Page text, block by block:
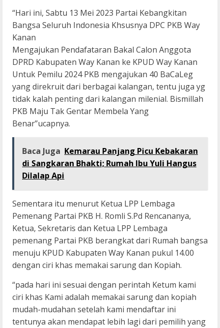
“Hari ini, Sabtu 13 Mei 2023 Partai Kebangkitan
Bangsa Seluruh Indonesia Khsusnya DPC PKB Way
Kanan
Mengajukan Pendafataran Bakal Calon Anggota
DPRD Kabupaten Way Kanan ke KPUD Way Kanan
Untuk Pemilu 2024 PKB mengajukan 40 BaCaLeg
yang direkruit dari berbagai kalangan, tentu juga yg
tidak kalah penting dari kalangan milenial. Bismillah
PKB Maju Tak Gentar Membela Yang
Benar”ucapnya.
Baca Juga Kemarau Panjang Picu Kebakaran
di Sangkaran Bhakti; Rumah Ibu Yuli Hangus
Dilalap Api
Sementara itu menurut Ketua LPP Lembaga
Pemenang Partai PKB H. Romli S.Pd Rencananya,
Ketua, Sekretaris dan Ketua LPP Lembaga
pemenang Partai PKB berangkat dari Rumah bangsa
menuju KPUD Kabupaten Way Kanan pukul 14.00
dengan ciri khas memakai sarung dan Kopiah.
“pada hari ini sesuai dengan perintah Ketum kami
ciri khas Kami adalah memakai sarung dan kopiah
mudah-mudahan setelah kami mendaftar ini
tentunya akan mendapat lebih lagi dari pemilih yang